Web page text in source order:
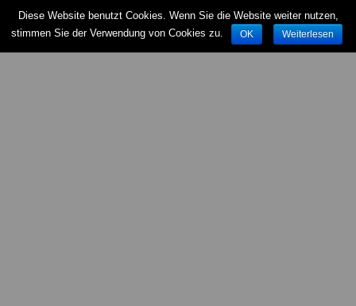
Diese Website benutzt Cookies. Wenn Sie die Website weiter nutzen,
stimmen Sie der Verwendung von Cookies zu.
OK Weiterlesen